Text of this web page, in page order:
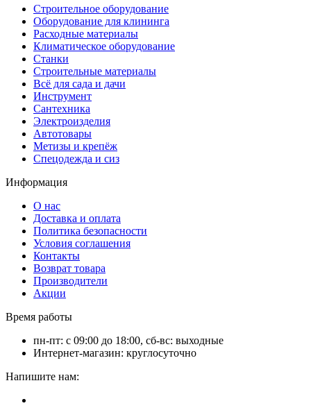
Строительное оборудование
Оборудование для клининга
Расходные материалы
Климатическое оборудование
Станки
Строительные материалы
Всё для сада и дачи
Инструмент
Сантехника
Электроизделия
Автотовары
Метизы и крепёж
Спецодежда и сиз
Информация
О нас
Доставка и оплата
Политика безопасности
Условия соглашения
Контакты
Возврат товара
Производители
Акции
Время работы
пн-пт: с 09:00 до 18:00, сб-вс: выходные
Интернет-магазин: круглосуточно
Напишите нам: